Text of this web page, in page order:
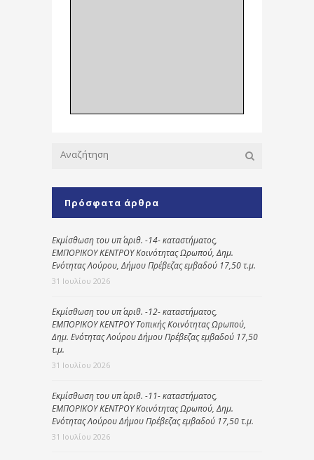
Πρόσφατα άρθρα
Εκμίσθωση του υπ΄ αριθ. -14- καταστήματος,
ΕΜΠΟΡΙΚΟΥ ΚΕΝΤΡΟΥ Κοινότητας Ωρωπού, Δημ.
Ενότητας Λούρου, Δήμου Πρέβεζας εμβαδού 17,50 τ.μ.
31 Ιουλίου 2026
Εκμίσθωση του υπ΄ αριθ. -12- καταστήματος,
ΕΜΠΟΡΙΚΟΥ ΚΕΝΤΡΟΥ Τοπικής Κοινότητας Ωρωπού,
Δημ. Ενότητας Λούρου Δήμου Πρέβεζας εμβαδού 17,50
τ.μ.
31 Ιουλίου 2026
Εκμίσθωση του υπ΄ αριθ. -11- καταστήματος,
ΕΜΠΟΡΙΚΟΥ ΚΕΝΤΡΟΥ Κοινότητας Ωρωπού, Δημ.
Ενότητας Λούρου Δήμου Πρέβεζας εμβαδού 17,50 τ.μ.
31 Ιουλίου 2026